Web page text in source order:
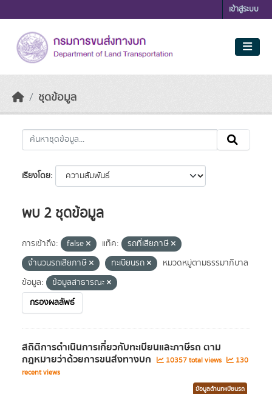
เข้าสู่ระบบ
ชุดข้อมูล
เรียงโดย
พบ 2 ชุดข้อมูล
การเข้าถึง: false แท็ค:
รถที่เสียภาษี
จำนวนรถเสียภาษี
ทะเบียนรถ
หมวดหมู่ตามธรรมาภิบาล
ข้อมูล:
ข้อมูลสาธารณะ
กรองผลลัพธ์
สถิติการดำเนินการเกี่ยวกับทะเบียนและภาษีรถ ตาม
กฎหมายว่าด้วยการขนส่งทางบก 10357 total views
130
recent views
ข้อมูลด้านทะเบียนรถ